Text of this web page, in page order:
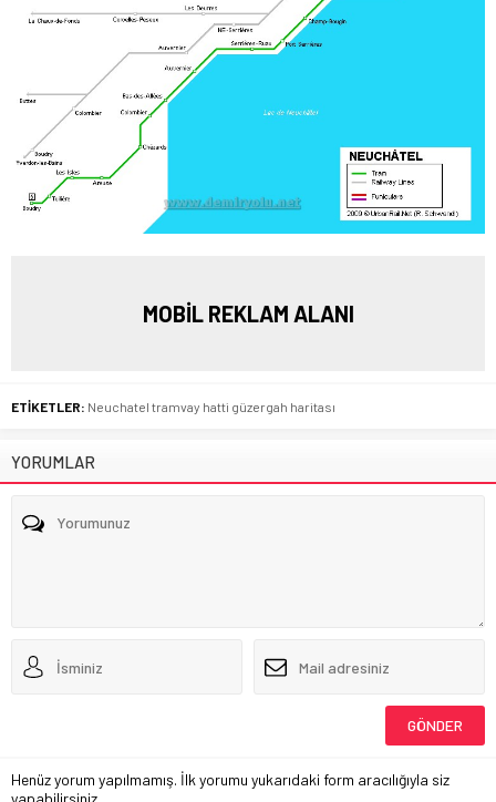
MOBİL REKLAM ALANI
ETİKETLER: Neuchatel tramvay hatti güzergah haritası
YORUMLAR
Henüz yorum yapılmamış. İlk yorumu yukarıdaki form aracılığıyla siz